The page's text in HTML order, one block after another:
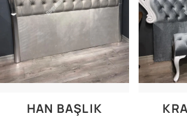
HAN BAŞLIK